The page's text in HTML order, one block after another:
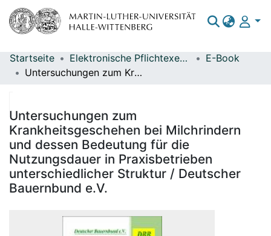
Bereiche & Sammlungen
Statistiken
Startseite Elektronische Pflichtexemplare
E-Book
Untersuchungen zum Krankheitsgeschehen bei Milchrindern und dessen Bedeutung für die Nutzungsdauer in Praxisbetrieben unterschiedlicher Struktur / Deutscher Bauernbund e.V.
Untersuchungen zum
Krankheitsgeschehen bei Milchrindern
und dessen Bedeutung für die
Nutzungsdauer in Praxisbetrieben
unterschiedlicher Struktur / Deutscher
Bauernbund e.V.